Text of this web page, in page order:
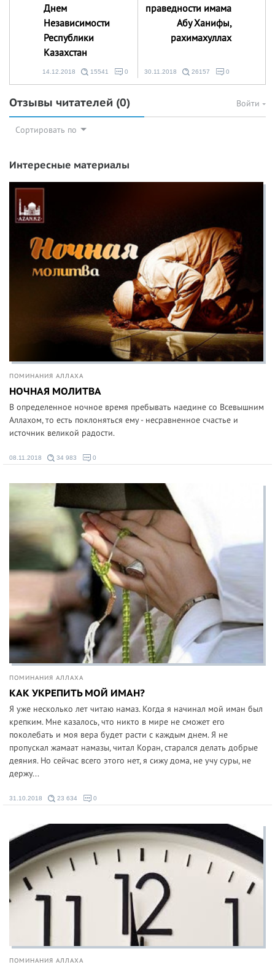
Днем
Независимости
Республики
Казахстан
праведности имама
Абу Ханифы,
рахимахуллах
14.12.2018 15541 0 30.11.2018 26157 0
Отзывы читателей (0) Войти
Сортировать по
Интересные материалы
ПОМИНАНИЯ АЛЛАХА
НОЧНАЯ МОЛИТВА
В определенное ночное время пребывать наедине со Всевышним
Аллахом, то есть поклоняться ему - несравненное счастье и
источник великой радости.
08.11.2018 34 983 0
ПОМИНАНИЯ АЛЛАХА
КАК УКРЕПИТЬ МОЙ ИМАН?
Я уже несколько лет читаю намаз. Когда я начинал мой иман был
крепким. Мне казалось, что никто в мире не сможет его
поколебать и моя вера будет расти с каждым днем. Я не
пропускал жамаат намазы, читал Коран, старался делать добрые
деяния. Но сейчас всего этого нет, я сижу дома, не учу суры, не
держу...
31.10.2018 23 634 0
ПОМИНАНИЯ АЛЛАХА